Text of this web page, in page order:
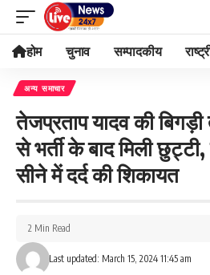
होम चुनाव सम्पादकीय
अन्य समाचार
तेजप्रताप यादव की
से भर्ती के बाद मिली
सीने में दर्द की शिकायत
Last updated: March 15, 2024 11:45 am
2 Min Read